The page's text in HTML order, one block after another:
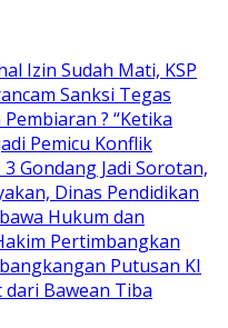
Izin Sudah Mati, KSP
Sanksi Tegas
? “Ketika
Pemicu Konflik
Gondang Jadi Sorotan,
Dinas Pendidikan
Hukum dan
Pertimbangkan
Putusan KI
Bawean Tiba